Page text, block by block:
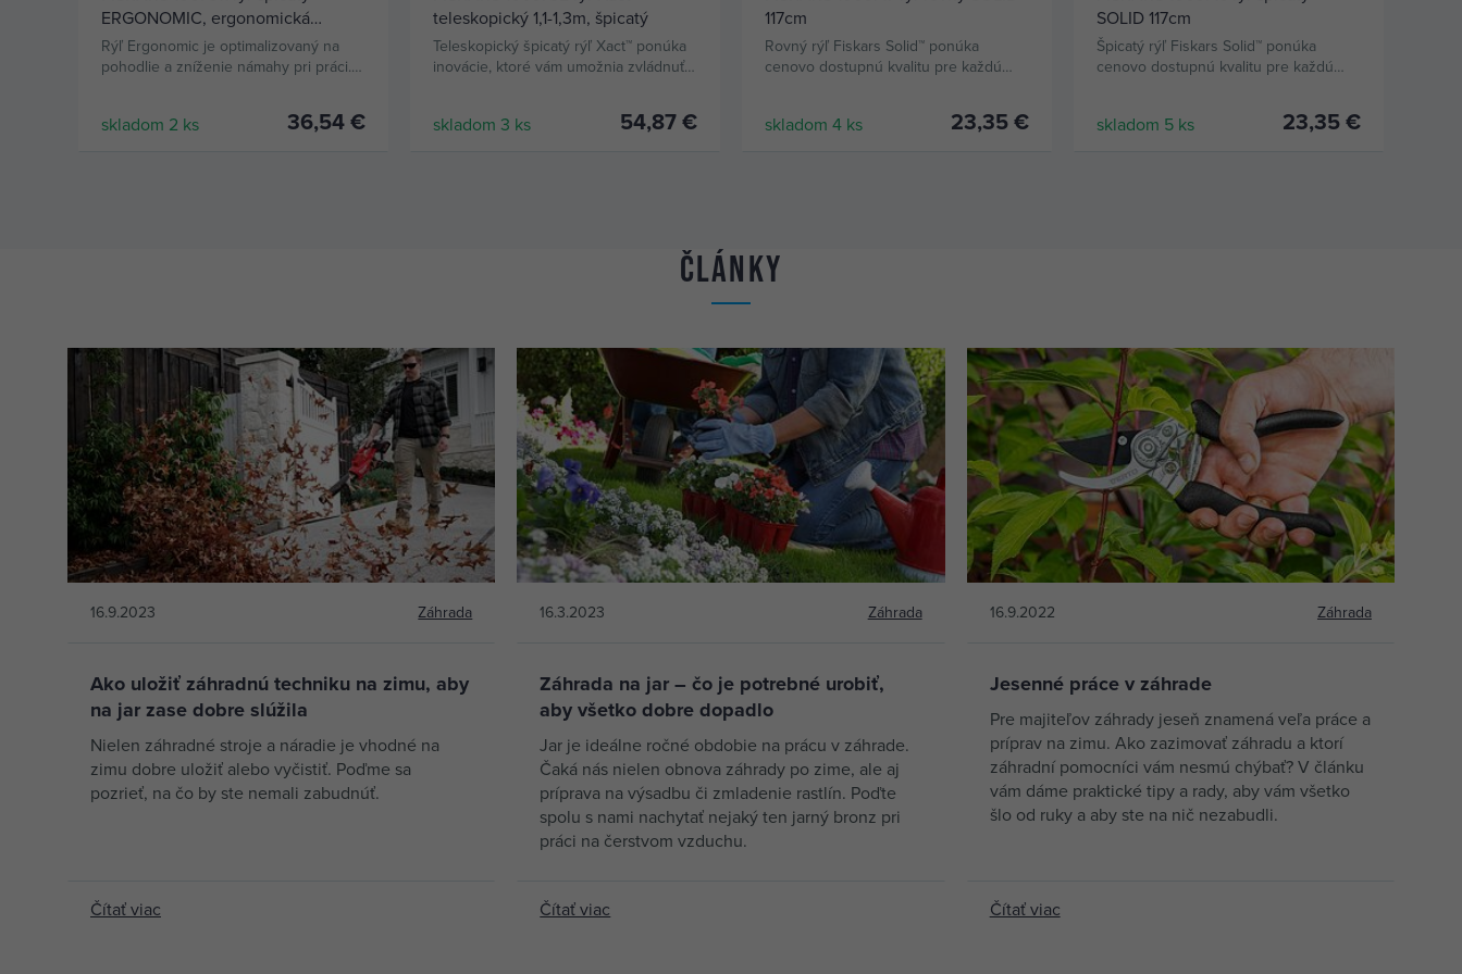
ERGONOMIC, ergonomická
násada s protišmykovým
povrchom
Rýľ Ergonomic je optimalizovaný na
pohodlie a zníženie námahy pri práci.
obracanie pôdy, prerezávanie koreňov
skladom 2 ks 36,54 €
teleskopický 1,1-1,3m, špicatý
Teleskopický špicatý rýľ Xact™ ponúka
inovácie, ktoré vám umožnia zvládnuť
skladom 3 ks 54,87 €
117cm
Rovný rýľ Fiskars Solid™ ponúka
cenovo dostupnú kvalitu pre každú
skladom 4 ks 23,35 €
SOLID 117cm
Špicatý rýľ Fiskars Solid™ ponúka
cenovo dostupnú kvalitu pre každú
skladom 5 ks 23,35 €
Články
16.9.2023 Záhrada
Ako uložiť záhradnú techniku na zimu, aby
na jar zase dobre slúžila
Nielen záhradné stroje a náradie je vhodné na
zimu dobre uložiť alebo vyčistiť. Poďme sa
pozrieť, na čo by ste nemali zabudnúť.
Čítať viac
16.3.2023 Záhrada
Záhrada na jar – čo je potrebné urobiť,
aby všetko dobre dopadlo
Jar je ideálne ročné obdobie na prácu v záhrade.
Čaká nás nielen obnova záhrady po zime, ale aj
príprava na výsadbu či zmladenie rastlín. Poďte
spolu s nami nachytať nejaký ten jarný bronz pri
práci na čerstvom vzduchu.
Čítať viac
16.9.2022 Záhrada
Jesenné práce v záhrade
Pre majiteľov záhrady jeseň znamená veľa práce a
príprav na zimu. Ako zazimovať záhradu a ktorí
záhradní pomocníci vám nesmú chýbať? V článku
vám dáme praktické tipy a rady, aby vám všetko
šlo od ruky a aby ste na nič nezabudli.
Čítať viac